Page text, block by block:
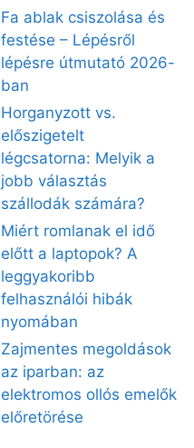
Fa ablak csiszolása és
festése – Lépésről
lépésre útmutató 2026-
ban
Horganyzott vs.
előszigetelt
légcsatorna: Melyik a
jobb választás
szállodák számára?
Miért romlanak el idő
előtt a laptopok? A
leggyakoribb
felhasználói hibák
nyomában
Zajmentes megoldások
az iparban: az
elektromos ollós emelők
előretörése